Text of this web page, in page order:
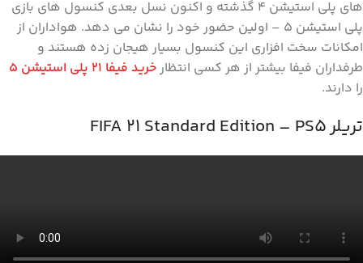
های پلی استیشن 4 گذشته و اکنون نسل بعدی کنسول های بازی
پلی استیشن 5 – اولین حضور خود را نشان می دهد. هواداران از
امکانات سخت افزاری این کنسول بسیار هیجان زده هستند و
طرفداران فیفا بیشتر از هر کسی انتظار خرید فیفا 21 پلی استیشن 5
را دارند.
تریلر FIFA 21 Standard Edition – PS5